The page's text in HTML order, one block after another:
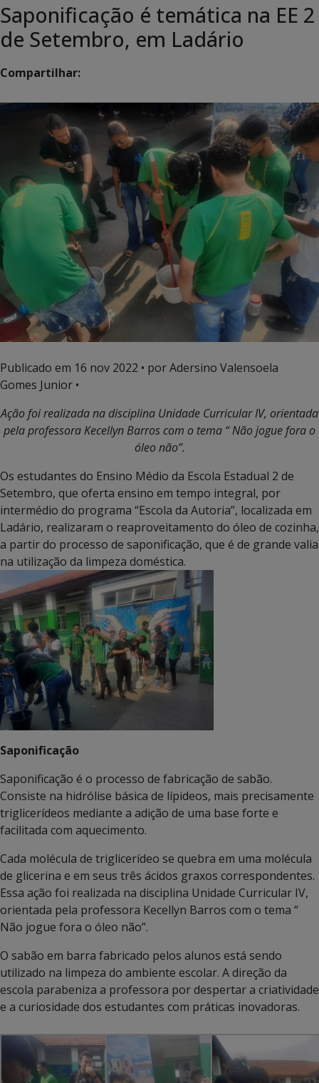
Saponificação é temática na EE 2
de Setembro, em Ladário
Compartilhar:
Publicado em 16 nov 2022 • por Adersino Valensoela
Gomes Junior •
Ação foi realizada na disciplina Unidade Curricular IV, orientada
pela professora Kecellyn Barros com o tema “ Não jogue fora o
óleo não”.
Os estudantes do Ensino Médio da Escola Estadual 2 de
Setembro, que oferta ensino em tempo integral, por
intermédio do programa “Escola da Autoria”, localizada em
Ladário, realizaram o reaproveitamento do óleo de cozinha,
a partir do processo de saponificação, que é de grande valia
na utilização da limpeza doméstica.
Saponificação
Saponificação é o processo de fabricação de sabão.
Consiste na hidrólise básica de lípideos, mais precisamente
triglicerídeos mediante a adição de uma base forte e
facilitada com aquecimento.
Cada molécula de triglicerídeo se quebra em uma molécula
de glicerina e em seus três ácidos graxos correspondentes.
Essa ação foi realizada na disciplina Unidade Curricular IV,
orientada pela professora Kecellyn Barros com o tema “
Não jogue fora o óleo não”.
O sabão em barra fabricado pelos alunos está sendo
utilizado na limpeza do ambiente escolar. A direção da
escola parabeniza a professora por despertar a criatividade
e a curiosidade dos estudantes com práticas inovadoras.